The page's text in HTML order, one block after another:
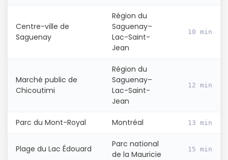
Centre-ville de
Saguenay
Région du
Saguenay–
Lac-Saint-
Jean
10 min
Marché public de
Chicoutimi
Région du
Saguenay–
Lac-Saint-
Jean
12 min
Parc du Mont-Royal Montréal 13 min
Plage du Lac Édouard
Parc national
de la Mauricie
15 min